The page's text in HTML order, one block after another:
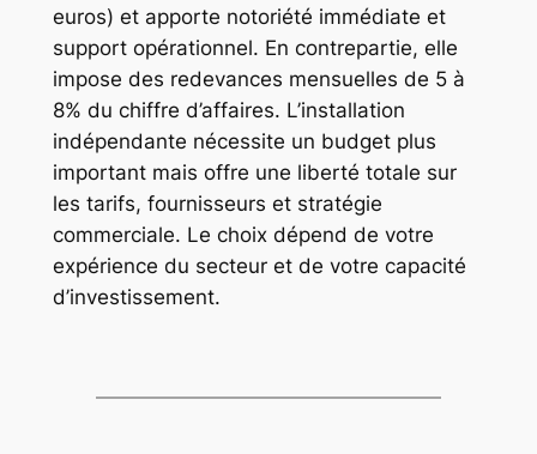
euros) et apporte notoriété immédiate et
support opérationnel. En contrepartie, elle
impose des redevances mensuelles de 5 à
8% du chiffre d’affaires. L’installation
indépendante nécessite un budget plus
important mais offre une liberté totale sur
les tarifs, fournisseurs et stratégie
commerciale. Le choix dépend de votre
expérience du secteur et de votre capacité
d’investissement.